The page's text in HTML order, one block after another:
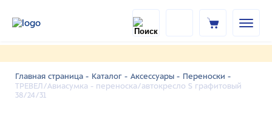
Главная страница - Каталог - Аксессуары - Переноски -
ТРЕВЕЛ/Авиасумка - переноска/автокресло S графитовый
38/24/31